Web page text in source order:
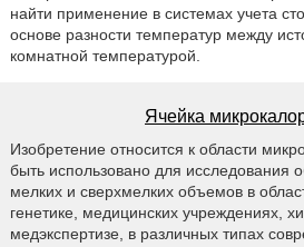
найти применение в системах учета
основе разности температур между
комнатной температурой.
Ячейка
Изобретение относится к области
быть использовано для исследования
мелких и сверхмелких объемов в
генетике, медицинских учреждениях,
медэкспертизе, в различных типах